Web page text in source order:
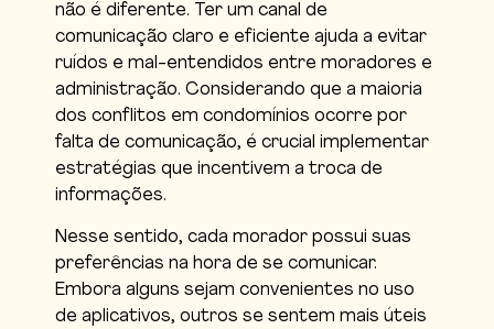
não é diferente. Ter um canal de
comunicação claro e eficiente ajuda a evitar
ruídos e mal-entendidos entre moradores e
administração. Considerando que a maioria
dos conflitos em condomínios ocorre por
falta de comunicação, é crucial implementar
estratégias que incentivem a troca de
informações.
Nesse sentido, cada morador possui suas
preferências na hora de se comunicar.
Embora alguns sejam convenientes no uso
de aplicativos, outros se sentem mais úteis